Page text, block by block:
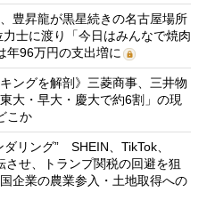
豊昇龍が黒星続きの名古屋場所
士に渡り「今日はみんなで焼肉
96万円の支出増に
ングを解剖》三菱商事、三井物
大・早大・慶大で約6割」の現
こか
リング” SHEIN、TikTok、
せ、トランプ関税の回避を狙
企業の農業参入・土地取得への